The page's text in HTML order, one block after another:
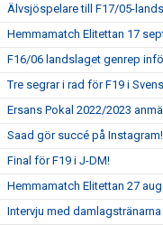
Älvsjöspelare till F17/05-
Hemmamatch Elitettan 17
F16/06 landslaget genrep
Tre segrar i rad för F19 i
Ersans Pokal 2022/2023
Saad gör succé på Instagram!
Final för F19 i J-DM!
Hemmamatch Elitettan 27 aug
Intervju med damlagstränarna